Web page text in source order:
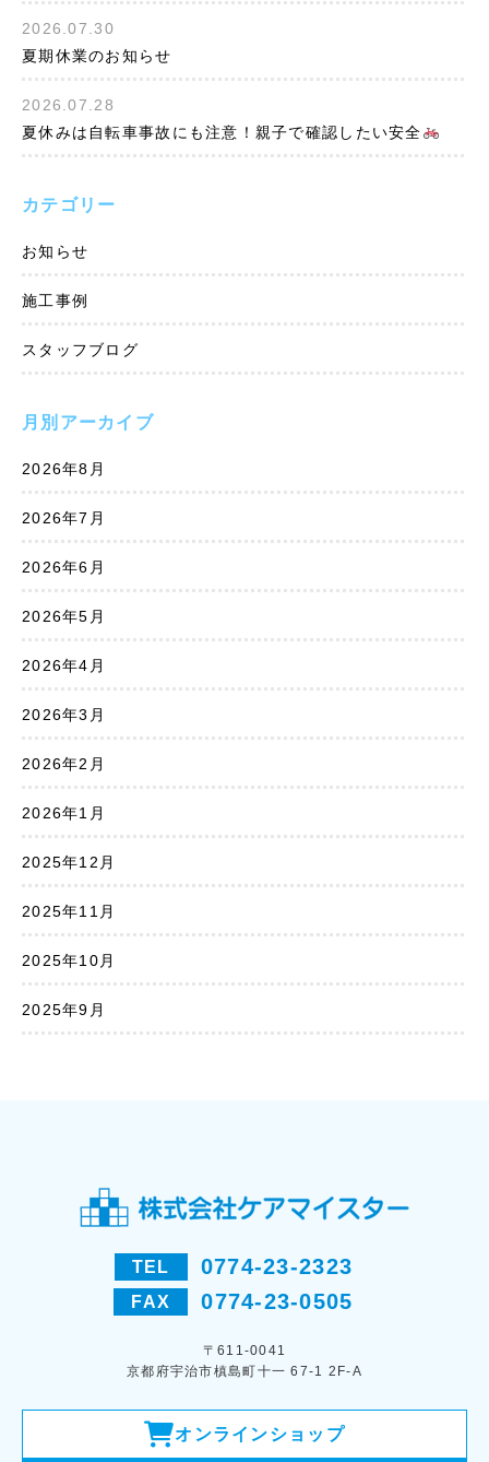
2026.07.30
夏期休業のお知らせ
2026.07.28
夏休みは自転車事故にも注意！親子で確認したい安全
カテゴリー
お知らせ
施工事例
スタッフブログ
月別アーカイブ
2026年8月
2026年7月
2026年6月
2026年5月
2026年4月
2026年3月
2026年2月
2026年1月
2025年12月
2025年11月
2025年10月
2025年9月
TEL 0774-23-2323
FAX 0774-23-0505
〒611-0041
京都府宇治市槙島町十一 67-1 2F-A
オンラインショップ